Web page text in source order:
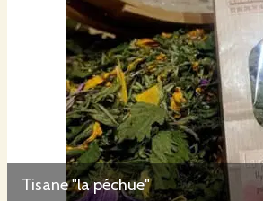
Tisane "la péchue"